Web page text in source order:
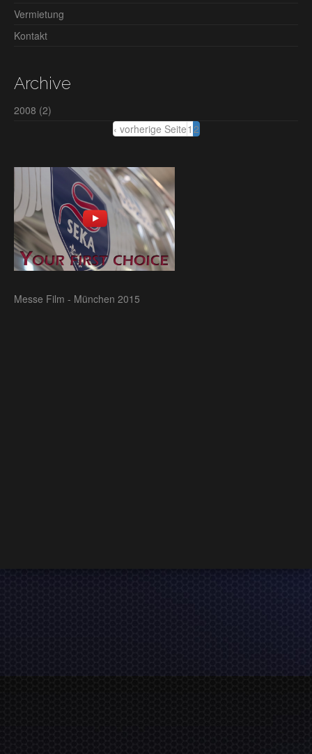
Vermietung
Kontakt
Archive
2008 (2)
‹ vorherige Seite1 2
Messe Film - München 2015